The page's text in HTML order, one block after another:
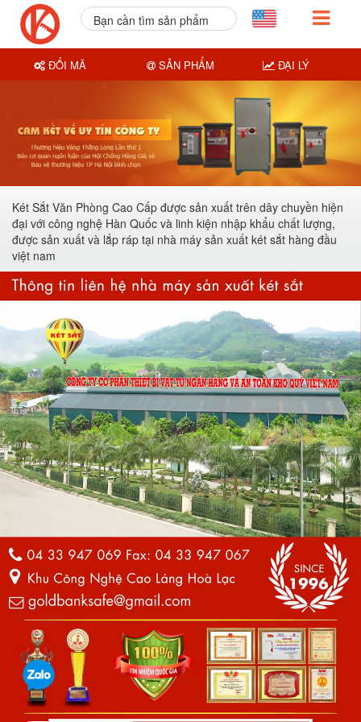
Két Sắt Văn Phòng Cao Cấp được sản xuất trên dây chuyền hiện
đại với công nghệ Hàn Quốc và linh kiện nhập khẩu chất lượng,
được sản xuất và lắp ráp tại nhà máy sản xuất két sắt hàng đầu
việt nam
Bạn cần tìm sản phẩm
ĐỔI MÃ SẢN PHẨM ĐẠI LÝ